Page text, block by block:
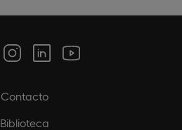
Contacto
Biblioteca